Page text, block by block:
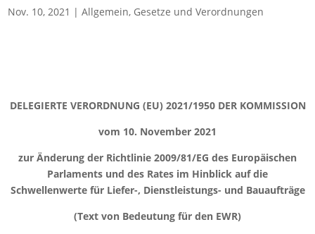
Nov. 10, 2021 |Allgemein, Gesetze und Verordnungen
DELEGIERTE VERORDNUNG (EU) 2021/1950 DER KOMMISSION
vom 10. November 2021
zur Änderung der Richtlinie 2009/81/EG des Europäischen
Parlaments und des Rates im Hinblick auf die
Schwellenwerte für Liefer-, Dienstleistungs- und Bauaufträge
(Text von Bedeutung für den EWR)